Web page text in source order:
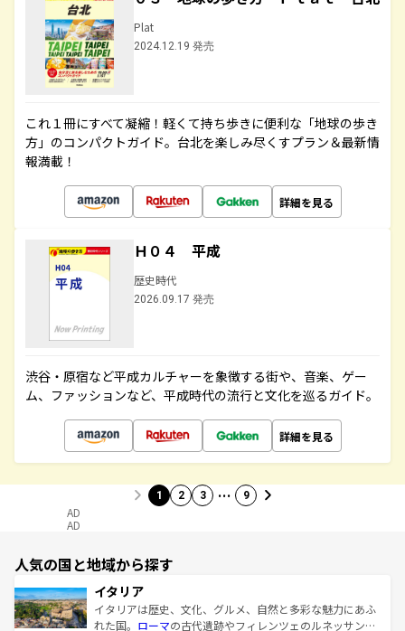
Plat
2024.12.19 発売
これ１冊にすべて凝縮！軽くて持ち歩きに便利な「地球の歩き
方」のコンパクトガイド。台北を楽しみ尽くすプラン＆最新情
報満載！
詳細を見る
Ｈ０４ 平成
歴史時代
2026.09.17 発売
渋谷・原宿など平成カルチャーを象徴する街や、音楽、ゲー
ム、ファッションなど、平成時代の流行と文化を巡るガイド。
詳細を見る
1 2 3 … 9
AD
AD
人気の国と地域から探す
イタリア
イタリアは歴史、文化、グルメ、自然と多彩な魅力にあふ
れた国。 ローマの古代遺跡やフィレンツェのルネッサンス